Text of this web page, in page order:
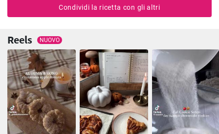
Condividi la ricetta con gli altri
Reels NUOVO